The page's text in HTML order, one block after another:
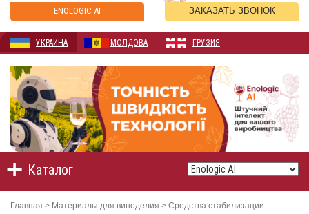
ENOLOGIC AI ЗАКАЗАТЬ ЗВОНОК
УКРАИНА МОЛДОВА ГРУЗИЯ
Каталог
Главная > Материалы для виноделия > Средства стабилизации